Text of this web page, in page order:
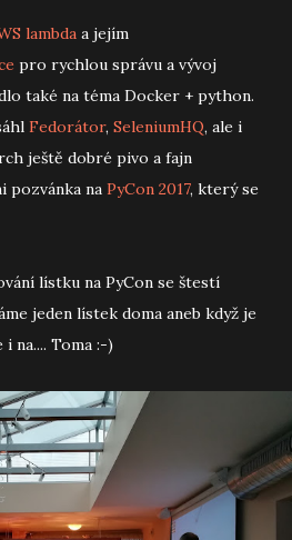
lambda a jejím
pro rychlou správu a vývoj
také na téma Docker + python.
Fedorátor, SeleniumHQ, ale i
ještě dobré pivo a fajn
pozvánka na PyCon 2017, který se
lístku na PyCon se štestí
jeden lístek doma aneb když je
na.... Toma :-)